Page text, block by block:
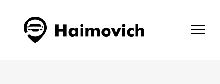
contenido